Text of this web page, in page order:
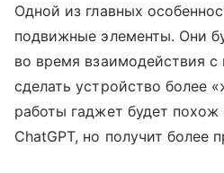
Одной из главных
подвижные элементы. Они
во время взаимодействия с
сделать устройство более
работы гаджет будет
ChatGPT, но получит более